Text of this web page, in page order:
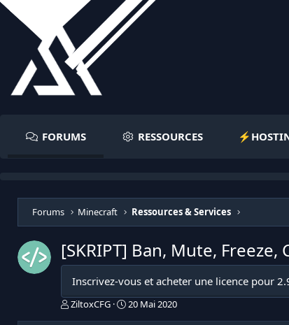
FORUMS RESSOURCES
Forums Minecraft Ressources & Services
[SKRIPT] Ban, Mute,
Inscrivez-vous et acheter une licence pour
IZiltoxCFG
D
20 Mai 2020